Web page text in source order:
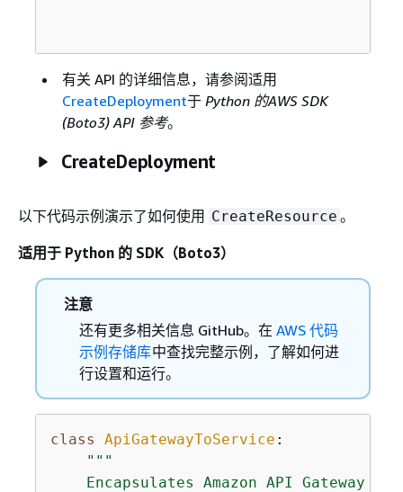
有关 API 的详细信息，请参阅适用
CreateDeployment于 Python 的AWS SDK
(Boto3) API 参考。
CreateDeployment
以下代码示例演示了如何使用 CreateResource 。
适用于 Python 的 SDK（Boto3）
注意
还有更多相关信息 GitHub。在 AWS 代码
示例存储库中查找完整示例，了解如何进
行设置和运行。
class ApiGatewayToService :
"""
Encapsulates Amazon API Gateway